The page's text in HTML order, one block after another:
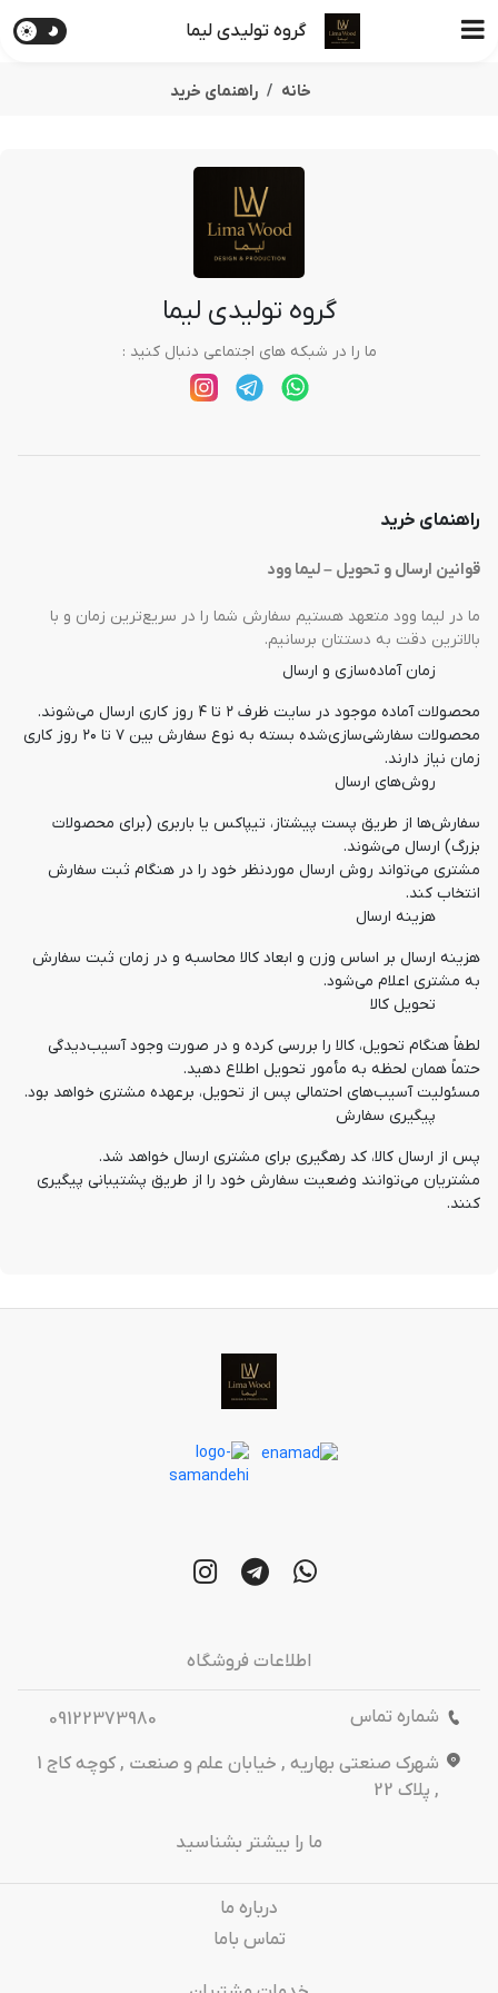
گروه تولیدی لیما
خانه راهنمای خرید
گروه تولیدی لیما
ما را در شبکه های اجتماعی دنبال کنید :
راهنمای خرید
قوانین ارسال و تحویل – لیما وود
بالاترین دقت به دستتان برسانیم.
زمان آماده‌سازی و ارسال
محصولات آماده موجود در سایت ظرف ۲ تا ۴ روز کاری ارسال می‌شوند.
زمان نیاز دارند.
روش‌های ارسال
بزرگ) ارسال می‌شوند.
انتخاب کند.
هزینه ارسال
به مشتری اعلام می‌شود.
تحویل کالا
حتماً همان لحظه به مأمور تحویل اطلاع دهید.
مسئولیت آسیب‌های احتمالی پس از تحویل، برعهده مشتری خواهد بود.
پیگیری سفارش
پس از ارسال کالا، کد رهگیری برای مشتری ارسال خواهد شد.
کنند.
اطلاعات فروشگاه
شماره تماس
09122373980
شهرک صنعتی بهاریه , خیابان علم و صنعت , کوچه کاج 1
, پلاک 22
ما را بیشتر بشناسید
درباره‌ ما
تماس باما